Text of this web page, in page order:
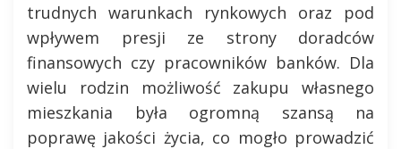
trudnych warunkach rynkowych oraz pod
wpływem presji ze strony doradców
finansowych czy pracowników banków. Dla
wielu rodzin możliwość zakupu własnego
mieszkania była ogromną szansą na
poprawę jakości życia, co mogło prowadzić